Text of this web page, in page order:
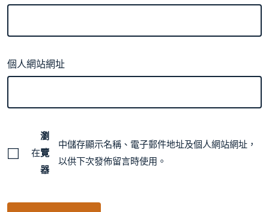
個人網站網址
在
瀏
覽
器
中儲存顯示名稱、電子郵件地址及個人網站網址，
以供下次發佈留言時使用。